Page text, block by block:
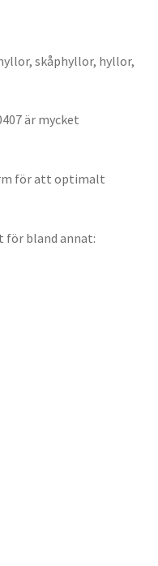
skåphyllor, hyllor,
är mycket
för att optimalt
för bland annat: